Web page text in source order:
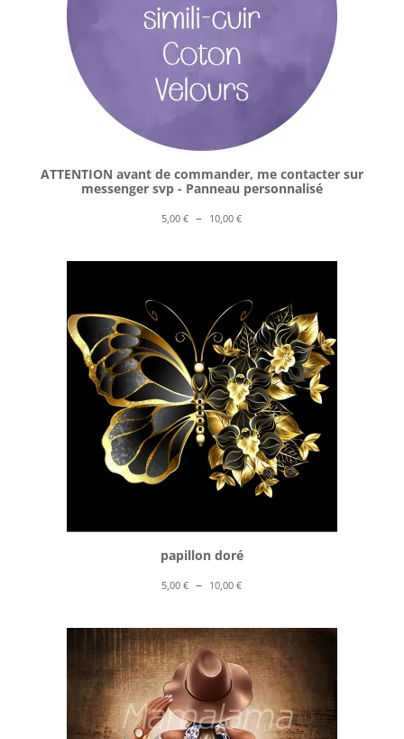
ATTENTION avant de commander, me contacter sur
messenger svp - Panneau personnalisé
5,00€ – 10,00€Plage
prix :
à
10,00 €
papillon doré
5,00€ – 10,00€Plage
prix :
5,00 €
à
10,00 €